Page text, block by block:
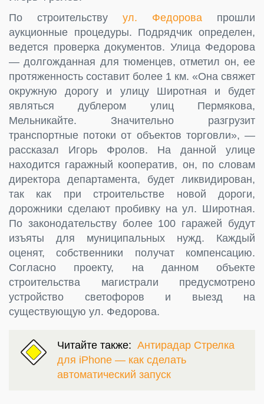
По строительству ул. Федорова прошли
аукционные процедуры. Подрядчик определен,
ведется проверка документов. Улица Федорова
— долгожданная для тюменцев, отметил он, ее
протяженность составит более 1 км. «Она свяжет
окружную дорогу и улицу Широтная и будет
являться дублером улиц Пермякова,
Мельникайте. Значительно разгрузит
транспортные потоки от объектов торговли», —
рассказал Игорь Фролов. На данной улице
находится гаражный кооператив, он, по словам
директора департамента, будет ликвидирован,
так как при строительстве новой дороги,
дорожники сделают пробивку на ул. Широтная.
По законодательству более 100 гаражей будут
изъяты для муниципальных нужд. Каждый
оценят, собственники получат компенсацию.
Согласно проекту, на данном объекте
строительства магистрали предусмотрено
устройство светофоров и выезд на
существующую ул. Федорова.
Читайте также: Антирадар Стрелка
для iPhone — как сделать
автоматический запуск